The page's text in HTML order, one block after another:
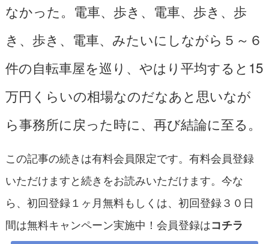
なかった。電車、歩き、電車、歩き、歩
き、歩き、電車、みたいにしながら５～６
件の自転車屋を巡り、やはり平均すると15
万円くらいの相場なのだなあと思いなが
ら事務所に戻った時に、再び結論に至る。
この記事の続きは有料会員限定です。有料会員登録
いただけますと続きをお読みいただけます。今な
ら、初回登録１ヶ月無料もしくは、初回登録３０日
間は無料キャンペーン実施中！会員登録はコチラ